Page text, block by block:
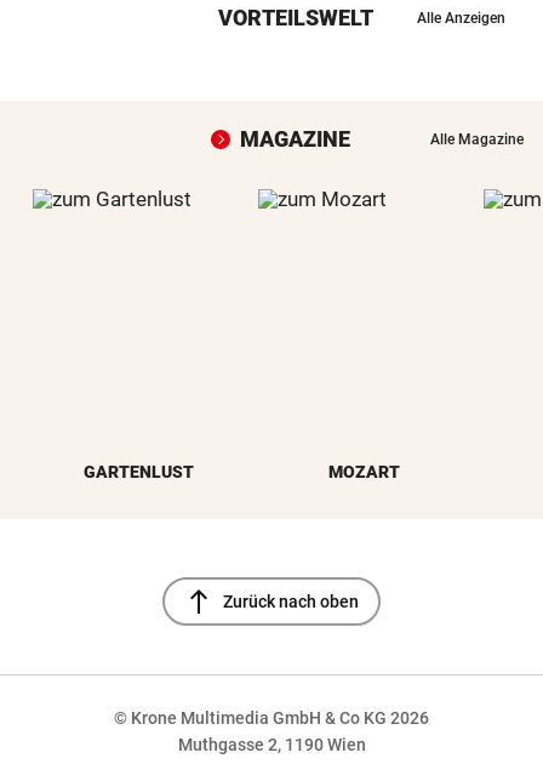
VORTEILSWELT Alle Anzeigen
MAGAZINE Alle Magazine
GARTENLUST MOZART
north Zurück nach oben
© Krone Multimedia GmbH & Co KG 2026
Muthgasse 2, 1190 Wien